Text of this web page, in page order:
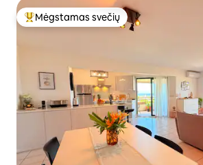
Svečių mėgstamiausias
Mėgstamas svečių